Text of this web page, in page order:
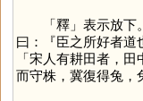
「釋」表示放下
曰：『臣之所好者道
「宋人有耕田者，
而守株，冀復得兔，